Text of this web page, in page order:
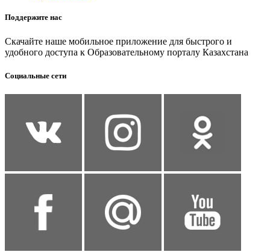
Поддержите нас
Скачайте наше мобильное приложение для быстрого и
удобного доступа к Образовательному порталу Казахстана
Социальные сети